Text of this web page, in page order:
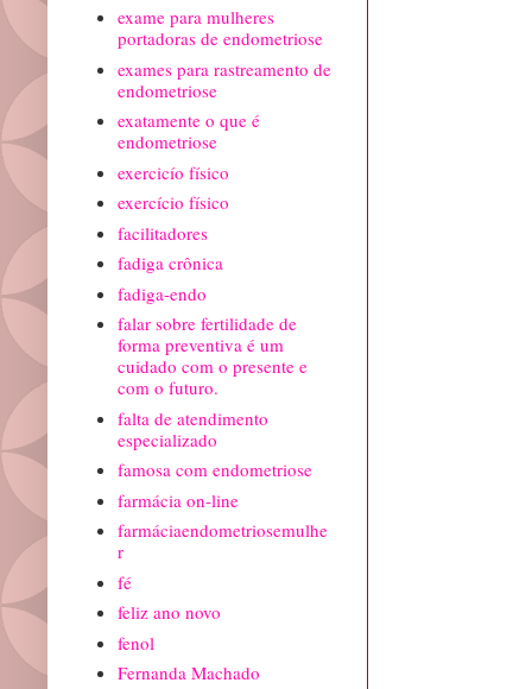
exame para mulheres
portadoras de endometriose
exames para rastreamento de
endometriose
exatamente o que é
endometriose
exercicío físico
exercício físico
facilitadores
fadiga crônica
fadiga-endo
falar sobre fertilidade de
forma preventiva é um
cuidado com o presente e
com o futuro.
falta de atendimento
especializado
famosa com endometriose
farmácia on-line
farmáciaendometriosemulhe
r
fé
feliz ano novo
fenol
Fernanda Machado